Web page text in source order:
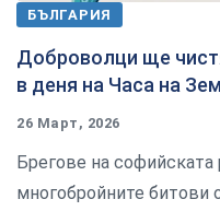
БЪЛГАРИЯ
Доброволци ще
в деня на Часа на
26 Март, 2026
Брегове на
многобройните битови